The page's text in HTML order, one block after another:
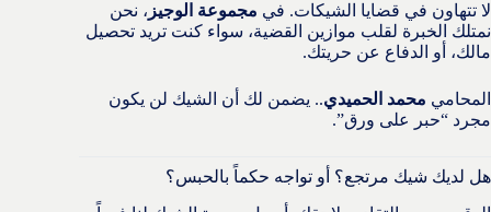
لا تتهاون في قضايا الشيكات. في مجموعة الوجيز ، نحن
نمتلك الخبرة لقلب موازين القضية، سواء كنت تريد تحصيل
مالك، أو الدفاع عن حريتك.
المحامي محمد الحميدي.. يضمن لك أن الشيك لن يكون
مجرد “حبر على ورق”.
هل لديك شيك مرتجع؟ أو تواجه حكماً بالحبس؟